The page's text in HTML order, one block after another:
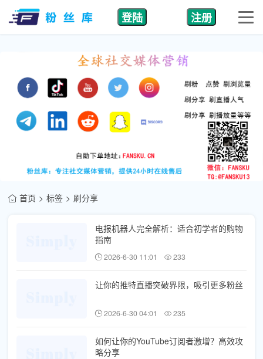
登陆 注册
首页 标签 刷分享
电报机器人完全解析：适合初学者的购物
指南
2026-6-30 11:01 233
让你的推特直播突破界限，吸引更多粉丝
2026-6-30 04:01 235
如何让你的YouTube订阅者激增？高效攻
略分享